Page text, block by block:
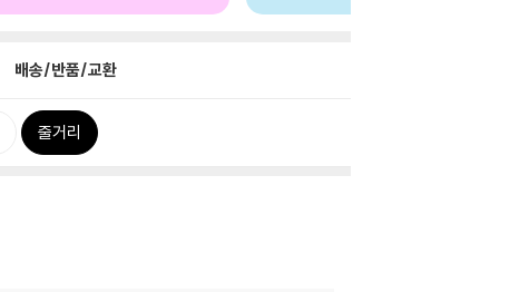
배송/반품/교환
줄거리